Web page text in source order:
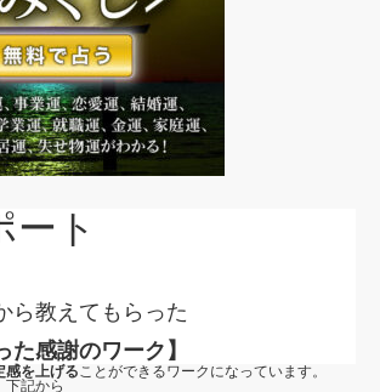
ート
ら教えてもらった
た感謝のワーク】
感を上げることができるワークになっています。
下記から